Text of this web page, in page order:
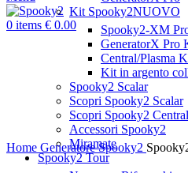
0 items € 0.00
Kit Spooky2NUOVO
Spooky2-XM
GeneratorX Pro
Central/Plasma
Kit in argento
Spooky2 Scalar
Scopri Spooky2 Scalar
Scopri Spooky2
Accessori Spooky2
Miramate
Spooky2 Tour
Home Generatore Spooky2